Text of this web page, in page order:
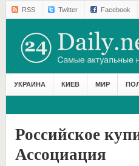
RSS Twitter Facebook
УКРАИНА КИЕВ МИР
Российское
Ассоциация